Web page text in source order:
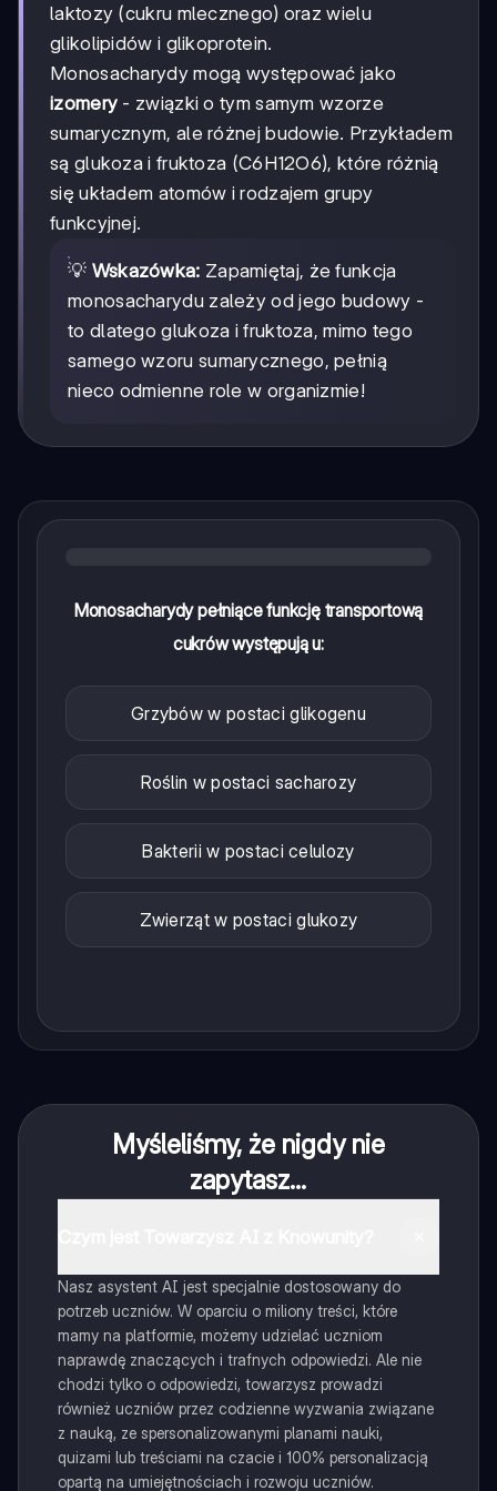
laktozy (cukru mlecznego) oraz wielu
glikolipidów i glikoprotein.
Monosacharydy mogą występować jako
izomery - związki o tym samym wzorze
sumarycznym, ale różnej budowie. Przykładem
są glukoza i fruktoza (C6H12O6), które różnią
się układem atomów i rodzajem grupy
funkcyjnej.
💡 Wskazówka: Zapamiętaj, że funkcja
monosacharydu zależy od jego budowy -
to dlatego glukoza i fruktoza, mimo tego
samego wzoru sumarycznego, pełnią
nieco odmienne role w organizmie!
Monosacharydy pełniące funkcję transportową
cukrów występują u:
Grzybów w postaci glikogenu
Roślin w postaci sacharozy
Bakterii w postaci celulozy
Zwierząt w postaci glukozy
Myśleliśmy, że nigdy nie
zapytasz...
Nasz asystent AI jest specjalnie dostosowany do
potrzeb uczniów. W oparciu o miliony treści, które
mamy na platformie, możemy udzielać uczniom
naprawdę znaczących i trafnych odpowiedzi. Ale nie
chodzi tylko o odpowiedzi, towarzysz prowadzi
również uczniów przez codzienne wyzwania związane
z nauką, ze spersonalizowanymi planami nauki,
quizami lub treściami na czacie i 100% personalizacją
opartą na umiejętnościach i rozwoju uczniów.